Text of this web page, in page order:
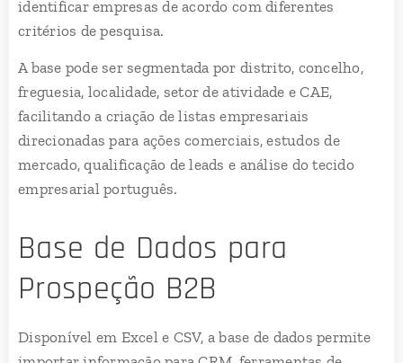
identificar empresas de acordo com diferentes
critérios de pesquisa.
A base pode ser segmentada por distrito, concelho,
freguesia, localidade, setor de atividade e CAE,
facilitando a criação de listas empresariais
direcionadas para ações comerciais, estudos de
mercado, qualificação de leads e análise do tecido
empresarial português.
Base de Dados para
Prospeção B2B
Disponível em Excel e CSV, a base de dados permite